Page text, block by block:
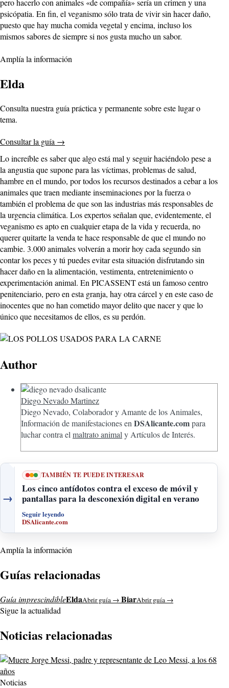
pero hacerlo con animales «de compañía» sería un crimen y una
psicópatia. En fin, el veganismo sólo trata de vivir sin hacer daño,
puesto que hay mucha comida vegetal y encima, incluso los
mismos sabores de siempre si nos gusta mucho un sabor.
Amplía la información
Elda
Consulta nuestra guía práctica y permanente sobre este lugar o
tema.
Consultar la guía →
Lo increíble es saber que algo está mal y seguir haciéndolo pese a
la angustia que supone para las víctimas, problemas de salud,
hambre en el mundo, por todos los recursos destinados a cebar a los
animales que traen mediante inseminaciones por la fuerza o
también el problema de que son las industrias más responsables de
la urgencia climática. Los expertos señalan que, evidentemente, el
veganismo es apto en cualquier etapa de la vida y recuerda, no
querer quitarte la venda te hace responsable de que el mundo no
cambie. 3.000 animales volverán a morir hoy cada segundo sin
contar los peces y tú puedes evitar esta situación disfrutando sin
hacer daño en la alimentación, vestimenta, entretenimiento o
experimentación animal. En PICASSENT está un famoso centro
penitenciario, pero en esta granja, hay otra cárcel y en este caso de
inocentes que no han cometido mayor delito que nacer y que lo
único que necesitamos de ellos, es su perdón.
Author
Diego Nevado Martinez
Diego Nevado, Colaborador y Amante de los Animales,
Información de manifestaciones en DSAlicante.compara
luchar contra el maltrato animal y Artículos de Interés.
→
TAMBIÉN TE PUEDE INTERESAR
Los cinco antídotos contra el exceso de móvil y
pantallas para la desconexión digital en verano
Seguir leyendo
DSAlicante.com
Amplía la información
Guías relacionadas
Guía imprescindibleEldaAbrir guía → BiarAbrir guía →
Sigue la actualidad
Noticias relacionadas
Noticias